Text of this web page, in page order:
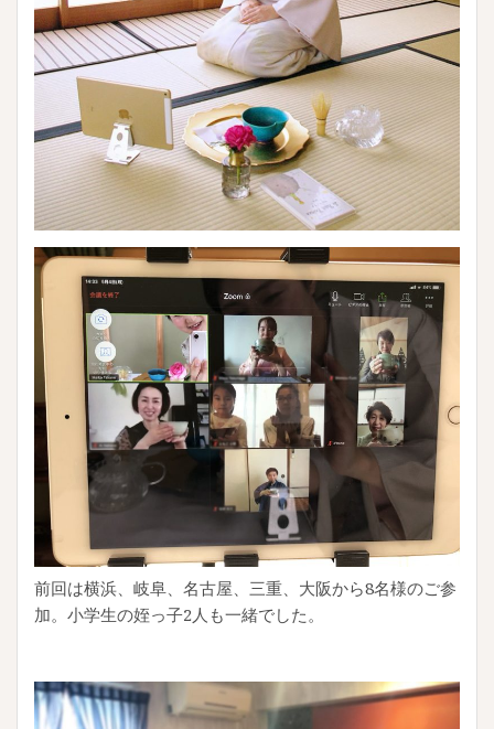
前回は横浜、岐阜、名古屋、三重、大阪から8名様のご参
加。小学生の姪っ子2人も一緒でした。